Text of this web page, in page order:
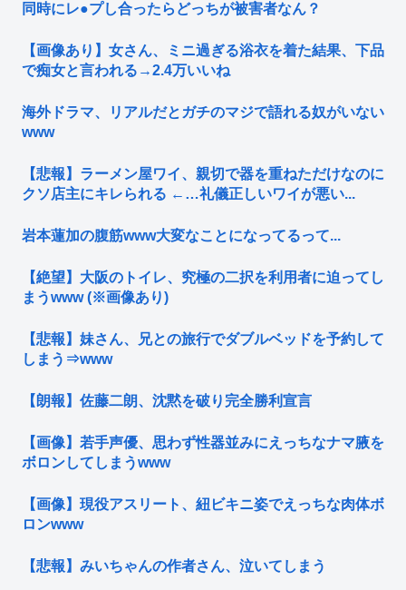
同時にレ●プし合ったらどっちが被害者なん？
【画像あり】女さん、ミニ過ぎる浴衣を着た結果、下品
で痴女と言われる→2.4万いいね
海外ドラマ、リアルだとガチのマジで語れる奴がいない
www
【悲報】ラーメン屋ワイ、親切で器を重ねただけなのに
クソ店主にキレられる ←…礼儀正しいワイが悪い...
岩本蓮加の腹筋www大変なことになってるって...
【絶望】大阪のトイレ、究極の二択を利用者に迫ってし
まうwww (※画像あり)
【悲報】妹さん、兄との旅行でダブルベッドを予約して
しまう⇒www
【朗報】佐藤二朗、沈黙を破り完全勝利宣言
【画像】若手声優、思わず性器並みにえっちなナマ腋を
ボロンしてしまうwww
【画像】現役アスリート、紐ビキニ姿でえっちな肉体ボ
ロンwww
【悲報】みいちゃんの作者さん、泣いてしまう